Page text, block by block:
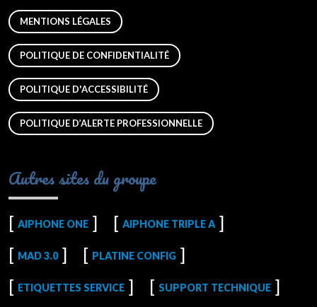
MENTIONS LÉGALES
POLITIQUE DE CONFIDENTIALITÉ
POLITIQUE D'ACCESSIBILITÉ
POLITIQUE D’ALERTE PROFESSIONNELLE
Autres sites du groupe
AIPHONE ONE AIPHONE TRIPLE A
MAD 3.0 PLATINE CONFIG
ETIQUETTES SERVICE SUPPORT TECHNIQUE